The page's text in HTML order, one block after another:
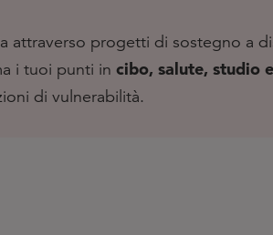
attraverso progetti di sostegno a
i tuoi punti in cibo, salute, studio e
di vulnerabilità.